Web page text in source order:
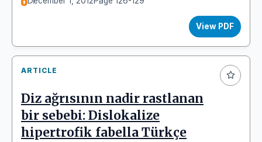
View PDF
ARTICLE
Diz ağrısının nadir rastlanan
bir sebebi: Dislokalize
hipertrofik fabella Türkçe